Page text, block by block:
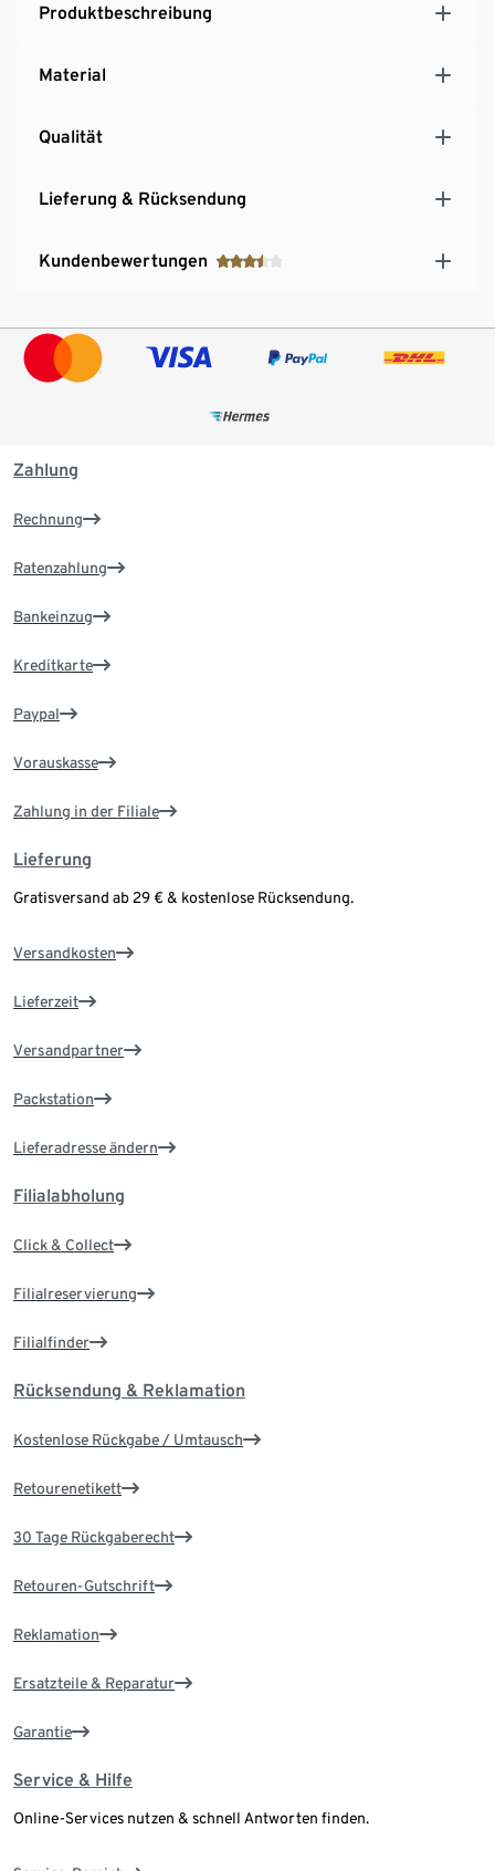
Produktbeschreibung
Material
Qualität
Lieferung & Rücksendung
Kundenbewertungen
Zahlung
Rechnung
Ratenzahlung
Bankeinzug
Kreditkarte
Paypal
Vorauskasse
Zahlung in der Filiale
Lieferung
Gratisversand ab 29 € & kostenlose Rücksendung.
Versandkosten
Lieferzeit
Versandpartner
Packstation
Lieferadresse ändern
Filialabholung
Click & Collect
Filialreservierung
Filialfinder
Rücksendung & Reklamation
Kostenlose Rückgabe / Umtausch
Retourenetikett
30 Tage Rückgaberecht
Retouren-Gutschrift
Reklamation
Ersatzteile & Reparatur
Garantie
Service & Hilfe
Online-Services nutzen & schnell Antworten finden.